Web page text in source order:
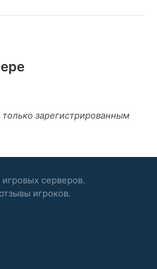
зарегистрированным
серверов.
игроков.